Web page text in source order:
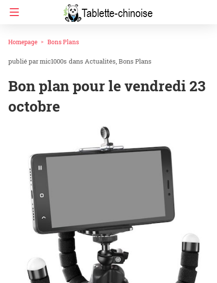
Homepage Bons Plans
mic1000s dans Actualités Bons Plans
Bon plan pour le vendredi 23
octobre